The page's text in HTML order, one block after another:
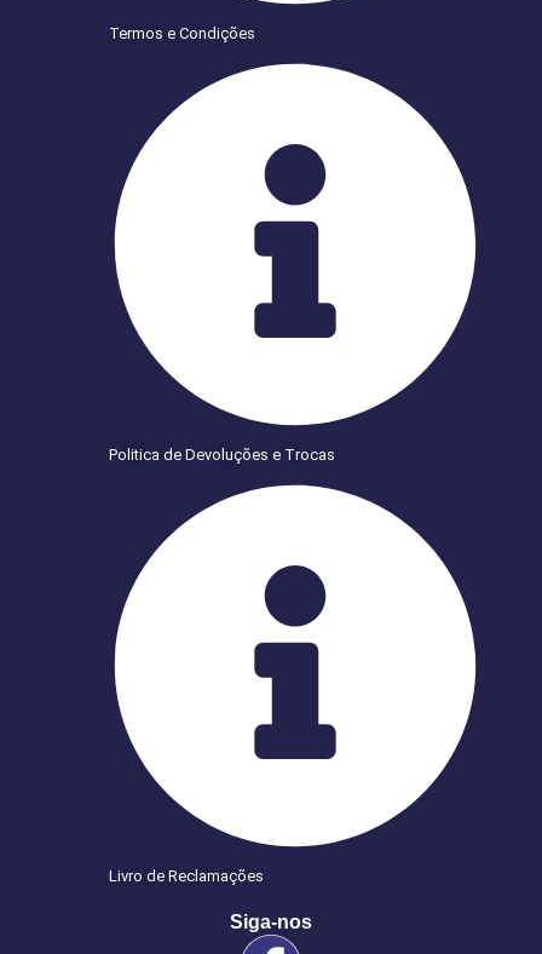
Termos e Condições
Politica de Devoluções e Trocas
Livro de Reclamações
Siga-nos